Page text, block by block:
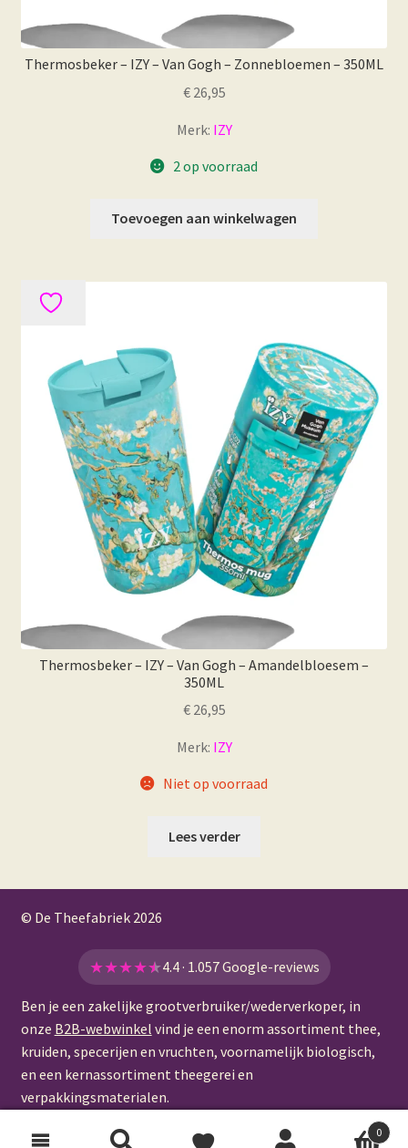
Thermosbeker – IZY – Van Gogh – Zonnebloemen – 350ML
€26,95
Merk: IZY
2 op voorraad
Toevoegen aan winkelwagen
Thermosbeker – IZY – Van Gogh – Amandelbloesem –
350ML
€26,95
Merk: IZY
Niet op voorraad
Lees verder
© De Theefabriek 2026
★★★★★4.4 · 1.057 Google-reviews
Ben je een zakelijke grootverbruiker/wederverkoper, in
onze B2B-webwinkel vind je een enorm assortiment thee,
kruiden, specerijen en vruchten, voornamelijk biologisch,
en een kernassortiment theegerei en
verpakkingsmaterialen.
0